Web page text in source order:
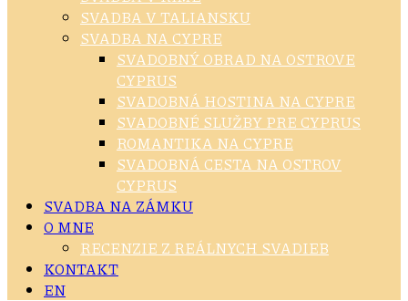
SVADBA V TALIANSKU
SVADBA NA CYPRE
SVADOBNÝ OBRAD NA OSTROVE
CYPRUS
SVADOBNÁ HOSTINA NA CYPRE
SVADOBNÉ SLUŽBY PRE CYPRUS
ROMANTIKA NA CYPRE
SVADOBNÁ CESTA NA OSTROV
CYPRUS
SVADBA NA ZÁMKU
O MNE
RECENZIE Z REÁLNYCH SVADIEB
KONTAKT
EN